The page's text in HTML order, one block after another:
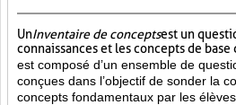
UnInventaire de conceptsest un
connaissances et les concepts de base
est composé d’un ensemble de
conçues dans l’objectif de sonder la
concepts fondamentaux par les